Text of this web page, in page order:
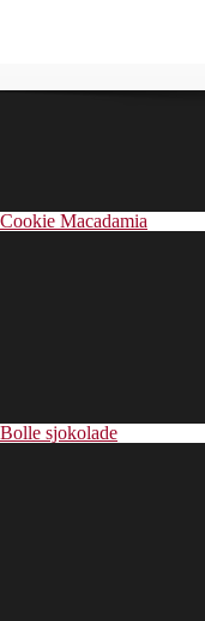
Cookie Macadamia
Bolle sjokolade